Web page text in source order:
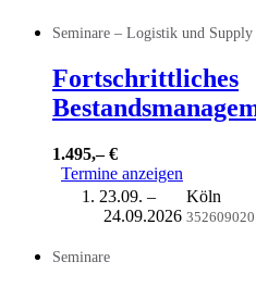
Seminare – Logistik und Supply
Fortschrittliches
1.495,– €
Termine anzeigen
23.09. –
24.09.2026
Köln
352609020
Seminare